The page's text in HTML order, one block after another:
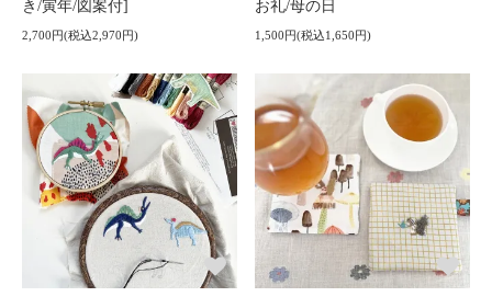
き/寅年/図案付]
2,700円(税込2,970円)
お礼/母の日
1,500円(税込1,650円)